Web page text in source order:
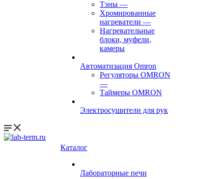
Тэны —
Хромированные
нагреватели —
Нагревательные
блоки, муфели,
камеры
Автоматизация Omron
Регуляторы OMRON
—
Таймеры OMRON
Электросушители для рук
Каталог
Лабораторные печи